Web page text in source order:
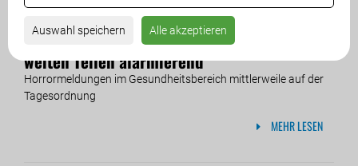
Auswahl speichern Alle akzeptieren
Medizinische Versorgung in Kärnten ist in
weiten Teilen alarmierend
Horrormeldungen im Gesundheitsbereich mittlerweile auf der
Tagesordnung
MEHR LESEN